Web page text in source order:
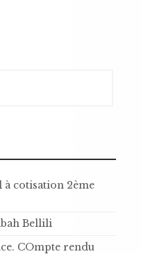
à cotisation 2ème
Bellili
COmpte rendu